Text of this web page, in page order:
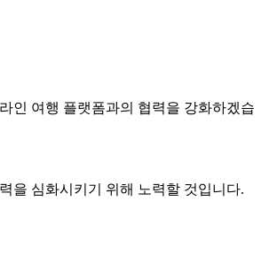
인 여행 플랫폼과의 협력을 강화하겠습
을 심화시키기 위해 노력할 것입니다.